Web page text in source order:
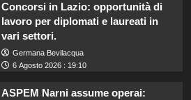
Concorsi in Lazio: opportunità di
lavoro per diplomati e laureati in
vari settori.
Germana Bevilacqua
6 Agosto 2026 : 19:10
ASPEM Narni assume operai: